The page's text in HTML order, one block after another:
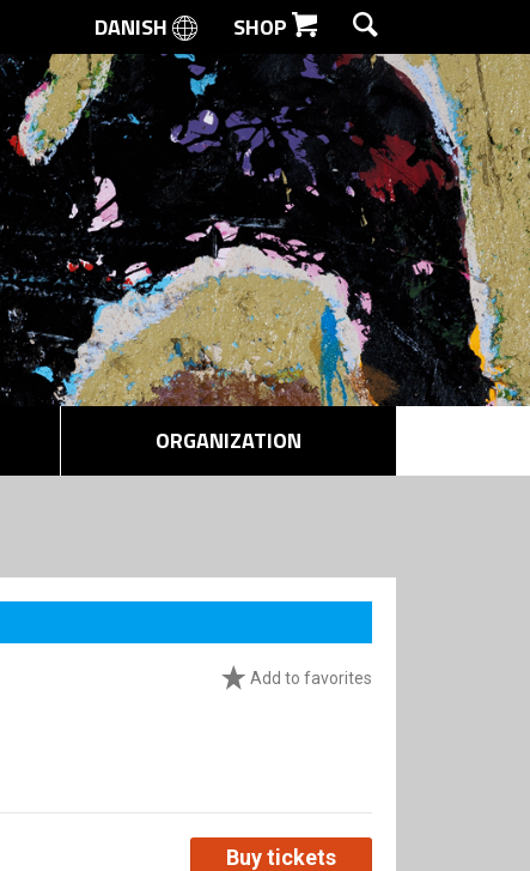
SEARCH
DANISH SHOP
ORGANIZATION
Add to favorites
Buy tickets